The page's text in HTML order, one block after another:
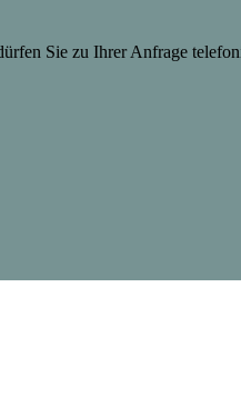
Sie zu Ihrer Anfrage